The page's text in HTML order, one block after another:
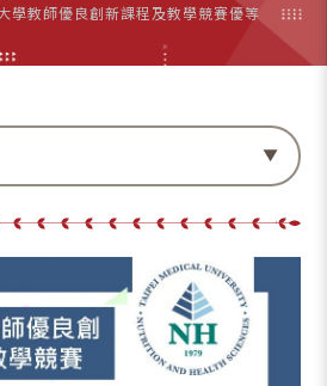
學教師優良創新課程及教學競賽優等